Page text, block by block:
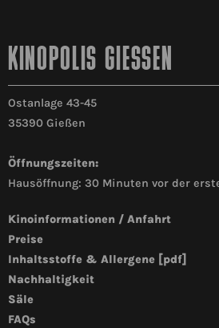
KINOPOLIS GIESSEN
Ostanlage 43-45
35390 Gießen
Öffnungszeiten:
Hausöffnung: 30 Minuten vor der
Kinoinformationen / Anfahrt
Preise
Inhaltsstoffe & Allergene [pdf]
Nachhaltigkeit
Säle
FAQs